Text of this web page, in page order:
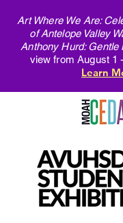
Art Where We Are:
of Antelope Valley
Anthony Hurd: Gentle
view from August 1
Learn